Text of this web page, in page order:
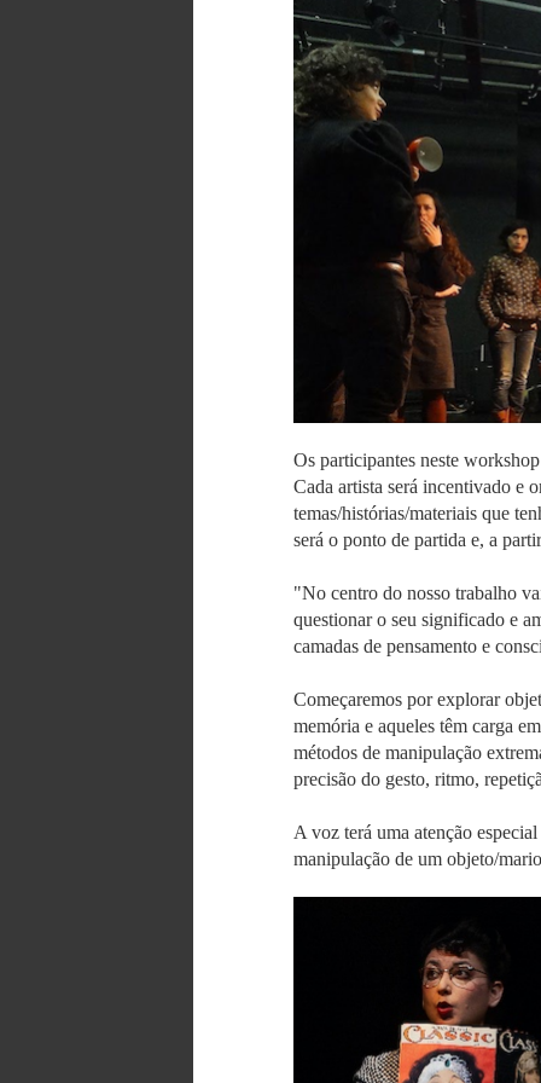
Os participantes neste
Cada artista será incentivado e
temas/histórias/materiais que
será o ponto de partida e, a
"No centro do nosso trabalho
questionar o seu significado e
camadas de pensamento e
Começaremos por explorar
memória e aqueles têm carga
métodos de manipulação
precisão do gesto, ritmo,
A voz terá uma atenção
manipulação de um objeto/